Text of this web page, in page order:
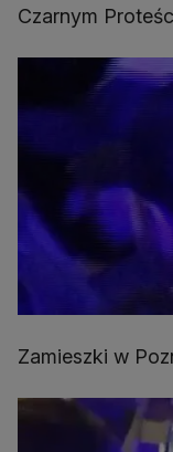
Czarnym
Zamieszki w